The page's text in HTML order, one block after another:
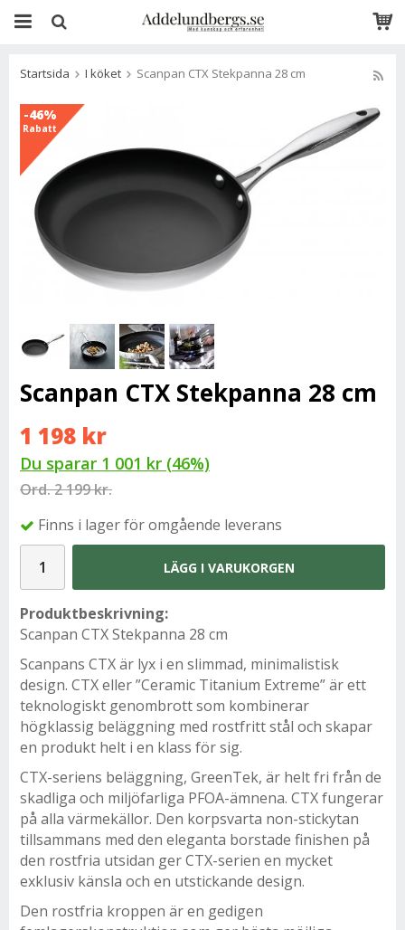
Startsida I köket Scanpan CTX Stekpanna 28 cm
-46%
Rabatt
Scanpan CTX Stekpanna 28 cm
1 198 kr
Du sparar 1 001 kr (46%)
Ord.2 199 kr.
Finns i lager för omgående leverans
LÄGG I VARUKORGEN
Produktbeskrivning:
Scanpan CTX Stekpanna 28 cm
Scanpans CTX är lyx i en slimmad, minimalistisk
design. CTX eller ”Ceramic Titanium Extreme” är ett
teknologiskt genombrott som kombinerar
högklassig beläggning med rostfritt stål och skapar
en produkt helt i en klass för sig.
CTX-seriens beläggning, GreenTek, är helt fri från de
skadliga och miljöfarliga PFOA-ämnena. CTX fungerar
på alla värmekällor. Den korpsvarta non-stickytan
tillsammans med den eleganta borstade finishen på
den rostfria utsidan ger CTX-serien en mycket
exklusiv känsla och en utstickande design.
Den rostfria kroppen är en gedigen